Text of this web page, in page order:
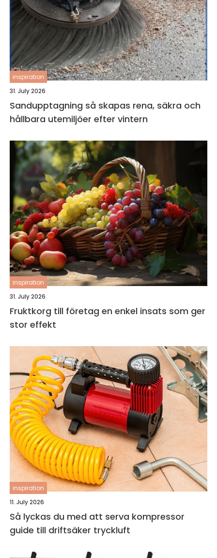
inspiration
31. July 2026
Sandupptagning så skapas rena, säkra och
hållbara utemiljöer efter vintern
inspiration
31. July 2026
Fruktkorg till företag en enkel insats som ger
stor effekt
inspiration
11. July 2026
Så lyckas du med att serva kompressor
guide till driftsäker tryckluft